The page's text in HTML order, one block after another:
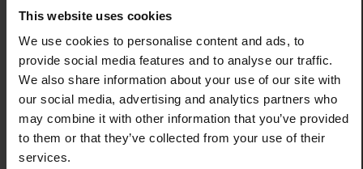
This website uses cookies
We use cookies to personalise content and ads, to
provide social media features and to analyse our traffic.
We also share information about your use of our site with
our social media, advertising and analytics partners who
may combine it with other information that you’ve provided
to them or that they’ve collected from your use of their
services.
Xiaomi 14T Pro
Xiaomi 15
Xiaomi Redmi Note 11 Pro 5G
Xiaomi Redmi Note 13 Pro